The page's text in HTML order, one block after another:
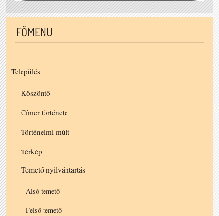
FŐMENÜ
Település
Köszöntő
Címer története
Történelmi múlt
Térkép
Temető nyilvántartás
Alsó temető
Felső temető